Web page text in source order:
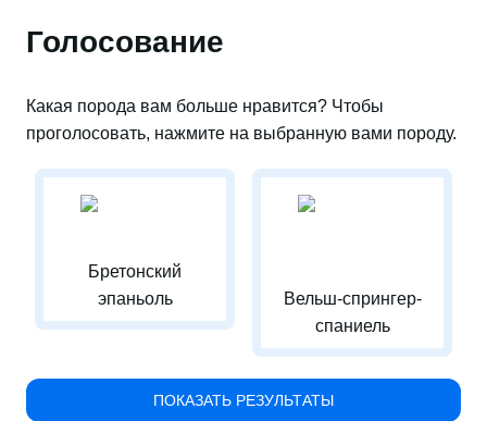
Голосование
Какая порода вам больше нравится? Чтобы
проголосовать, нажмите на выбранную вами породу.
Бретонский
эпаньоль
Вельш-спрингер-
спаниель
ПОКАЗАТЬ РЕЗУЛЬТАТЫ